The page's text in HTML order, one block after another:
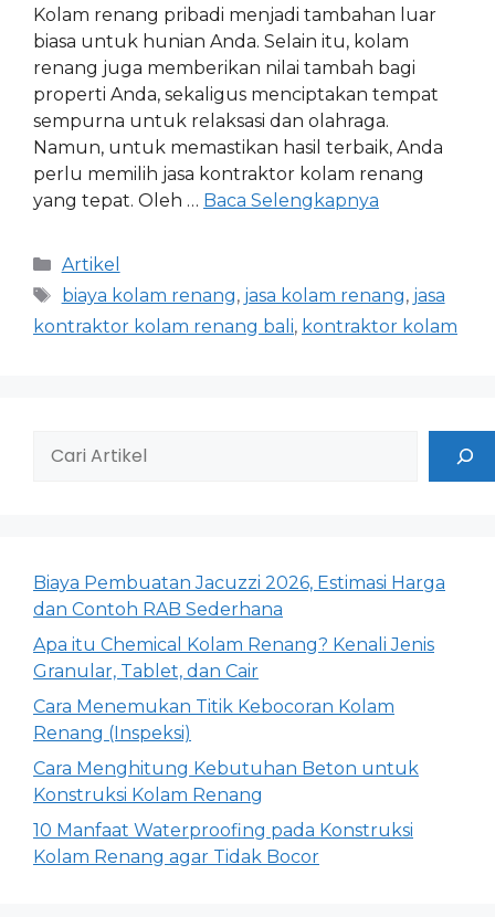
Kolam renang pribadi menjadi tambahan luar
biasa untuk hunian Anda. Selain itu, kolam
renang juga memberikan nilai tambah bagi
properti Anda, sekaligus menciptakan tempat
sempurna untuk relaksasi dan olahraga.
Namun, untuk memastikan hasil terbaik, Anda
perlu memilih jasa kontraktor kolam renang
yang tepat. Oleh … Baca Selengkapnya
Artikel
biaya kolam renang, jasa kolam renang, jasa
kontraktor kolam renang bali, kontraktor kolam
Biaya Pembuatan Jacuzzi 2026, Estimasi Harga
dan Contoh RAB Sederhana
Apa itu Chemical Kolam Renang? Kenali Jenis
Granular, Tablet, dan Cair
Cara Menemukan Titik Kebocoran Kolam
Renang (Inspeksi)
Cara Menghitung Kebutuhan Beton untuk
Konstruksi Kolam Renang
10 Manfaat Waterproofing pada Konstruksi
Kolam Renang agar Tidak Bocor